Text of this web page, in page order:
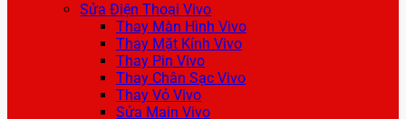
Sửa Điện Thoại Vivo
Thay Màn Hình Vivo
Thay Mặt Kính Vivo
Thay Pin Vivo
Thay Chân Sạc Vivo
Thay Vỏ Vivo
Sửa Main Vivo